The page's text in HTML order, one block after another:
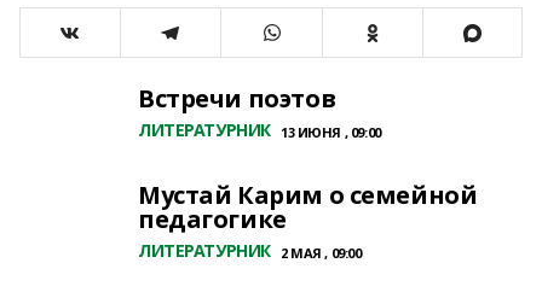
Встречи поэтов
ЛИТЕРАТУРНИК 13 ИЮНЯ , 09:00
Мустай Карим о семейной
педагогике
ЛИТЕРАТУРНИК 2 МАЯ , 09:00